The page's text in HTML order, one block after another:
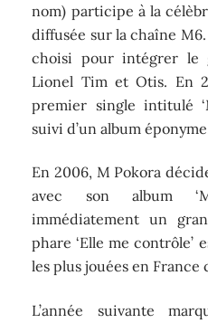
nom) participe à la
diffusée sur la chaîne
choisi pour intégrer le
Lionel Tim et Otis. En
premier single intitulé
suivi d’un album
En 2006, M Pokora
avec son album
immédiatement un
phare ‘Elle me contrôle’
les plus jouées en France
L’année suivante